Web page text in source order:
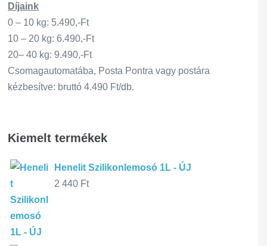
Díjaink
0 – 10 kg: 5.490,-Ft
10 – 20 kg: 6.490,-Ft
20– 40 kg: 9.490,-Ft
Csomagautomatába, Posta Pontra vagy postára
kézbesítve: bruttó 4.490 Ft/db.
Kiemelt termékek
Henelit Szilikonlemosó 1L - ÚJ
2 440 Ft